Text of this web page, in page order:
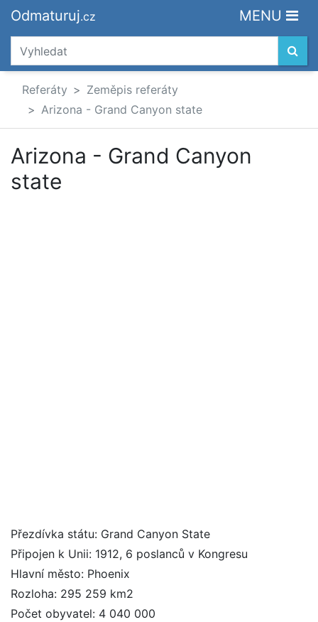
Odmaturuj.cz MENU
Referáty
Zeměpis referáty
Arizona - Grand Canyon state
Arizona - Grand Canyon
state
Přezdívka státu: Grand Canyon State
Připojen k Unii: 1912, 6 poslanců v Kongresu
Hlavní město: Phoenix
Rozloha: 295 259 km2
Počet obyvatel: 4 040 000